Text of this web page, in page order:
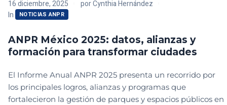
16 diciembre, 2025 porCynthia Hernández
In
NOTICIAS ANPR
ANPR México 2025: datos, alianzas y
formación para transformar ciudades
El Informe Anual ANPR 2025 presenta un recorrido por
los principales logros, alianzas y programas que
fortalecieron la gestión de parques y espacios públicos en